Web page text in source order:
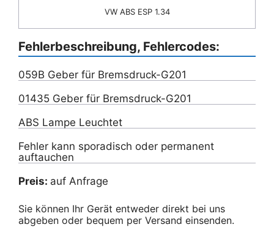
VW ABS ESP 1.34
Fehlerbeschreibung, Fehlercodes:
059B Geber für Bremsdruck-G201
01435 Geber für Bremsdruck-G201
ABS Lampe Leuchtet
Fehler kann sporadisch oder permanent
auftauchen
Preis: auf Anfrage
Sie können Ihr Gerät entweder direkt bei uns
abgeben oder bequem per Versand einsenden.